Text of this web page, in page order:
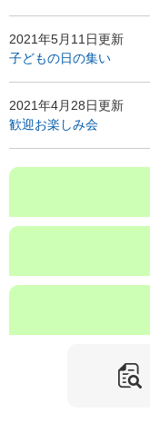
2021年5月11日更新
子どもの日の集い
2021年4月28日更新
歓迎お楽しみ会